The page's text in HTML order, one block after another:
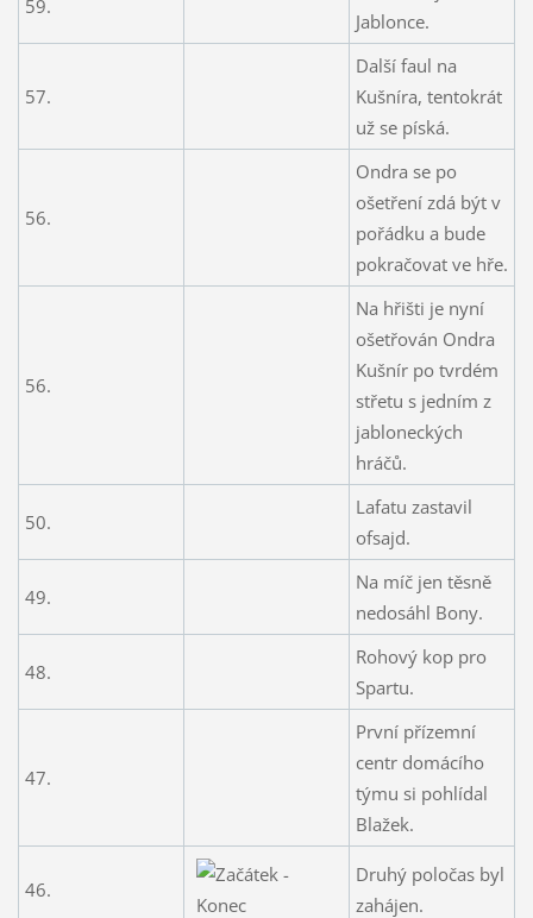
59.
Jablonce.
57.
Další faul na
Kušníra, tentokrát
už se píská.
56.
Ondra se po
ošetření zdá být v
pořádku a bude
pokračovat ve hře.
56.
Na hřišti je nyní
ošetřován Ondra
Kušnír po tvrdém
střetu s jedním z
jabloneckých
hráčů.
50.
Lafatu zastavil
ofsajd.
49.
Na míč jen těsně
nedosáhl Bony.
48.
Rohový kop pro
Spartu.
47.
První přízemní
centr domácího
týmu si pohlídal
Blažek.
46.
Druhý poločas byl
zahájen.